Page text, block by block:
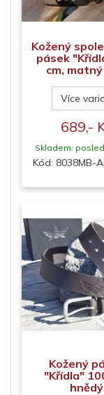
Kožený
pásek
cm, matný
Více
689,-
Skladem:
Kód: 8038MB-
Kožený
"Křídla"
hnědý